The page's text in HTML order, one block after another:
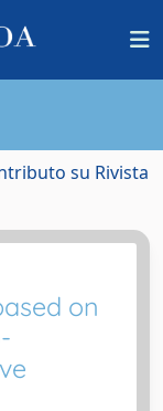
su Rivista
on